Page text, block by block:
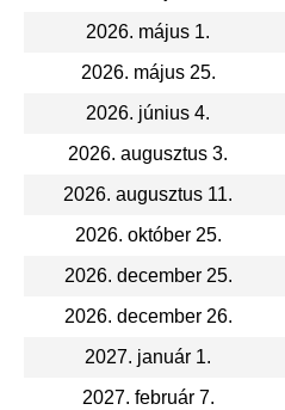
2026. május 1.
2026. május 25.
2026. június 4.
2026. augusztus 3.
2026. augusztus 11.
2026. október 25.
2026. december 25.
2026. december 26.
2027. január 1.
2027. február 7.